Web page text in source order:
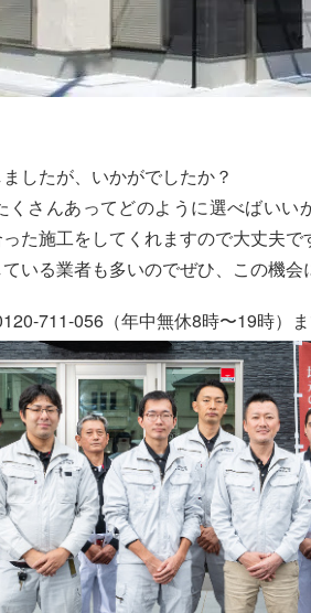
したが、いかがでしたか？
さんあってどのように選べばい
た施工をしてくれますので大丈夫で
いる業者も多いのでぜひ、この機会
711-056（年中無休8時〜19時）ま